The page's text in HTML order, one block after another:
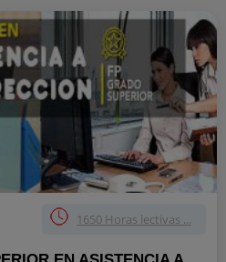
1650 Horas lectivas ...